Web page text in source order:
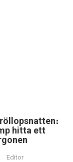
hitta ett
Editor